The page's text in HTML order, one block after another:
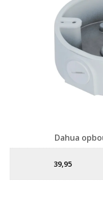
Dahua
39,95